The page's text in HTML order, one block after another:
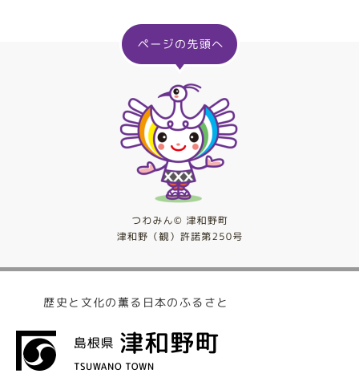
歴史と文化の薫る日本のふるさと